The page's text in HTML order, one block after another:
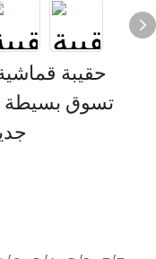
حقيبة
تسوق بسيطة